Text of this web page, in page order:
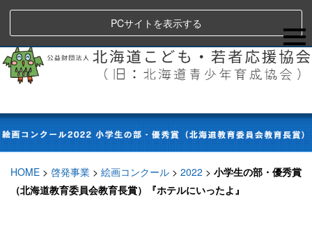
PCサイトを表示する
HOME > 啓発事業 > 絵画コンクール > 2022 > 小学生の部・優秀賞
（北海道教育委員会教育長賞）『ホテルにいったよ』